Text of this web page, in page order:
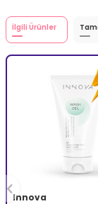
İlgili Ürünler
Innova